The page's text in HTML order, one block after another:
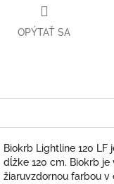
OPÝTAŤ SA
Biokrb Lightline 120
dĺžke 120 cm. Biokrb
žiaruvzdornou farbou